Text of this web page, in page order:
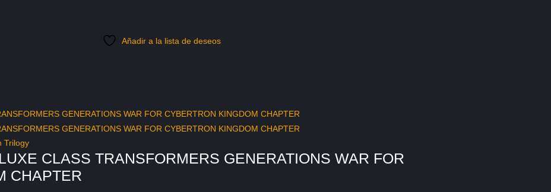
Añadir a la lista de deseos
Trilogy
CLASS TRANSFORMERS GENERATIONS WAR FOR
CHAPTER